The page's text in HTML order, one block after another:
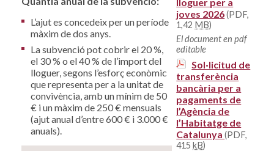
L’ajut es concedeix per un període
màxim de dos anys.
La subvenció pot cobrir el 20 %,
el 30 % o el 40 % de l’import del
lloguer, segons l’esforç econòmic
que representa per a la unitat de
convivència, amb un mínim de 50
€ i un màxim de 250 € mensuals
(ajut anual d’entre 600 € i 3.000 €
anuals).
joves 2026(PDF,
1,42 MB)
El document en pdf
editable
Sol·licitud de
transferència
bancària per a
pagaments de
l’Agència de
l’Habitatge de
Catalunya(PDF,
415kB)